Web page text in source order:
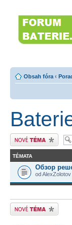
Obsah fóra ‹
Odeslat nové téma
TÉMATA
Обзор
od
Odeslat nové téma